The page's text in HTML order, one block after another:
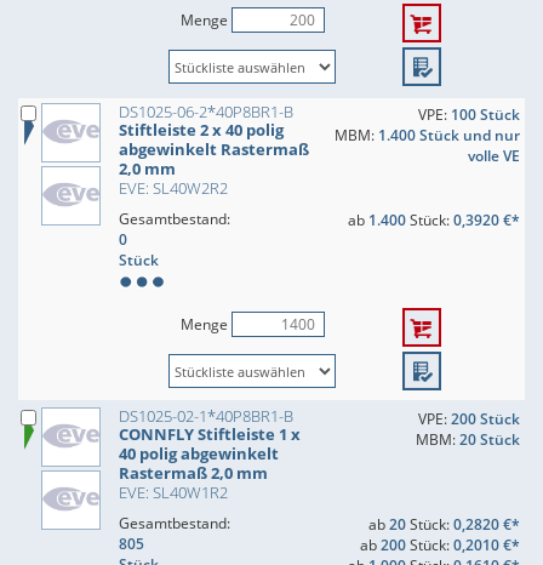
Menge
DS1025-06-2*40P8BR1-B
Stiftleiste 2 x 40 polig
abgewinkelt Rastermaß
2,0 mm
EVE: SL40W2R2
VPE: 100 Stück
MBM: 1.400 Stück und nur
volle VE
Gesamtbestand:
0
Stück
ab 1.400Stück:0,3920 €*
Menge
DS1025-02-1*40P8BR1-B
CONNFLY Stiftleiste 1 x
40 polig abgewinkelt
Rastermaß 2,0 mm
EVE: SL40W1R2
VPE:200 Stück
MBM:20 Stück
Gesamtbestand:
805
ab20Stück:0,2820 €*
ab200Stück:0,2010 €*